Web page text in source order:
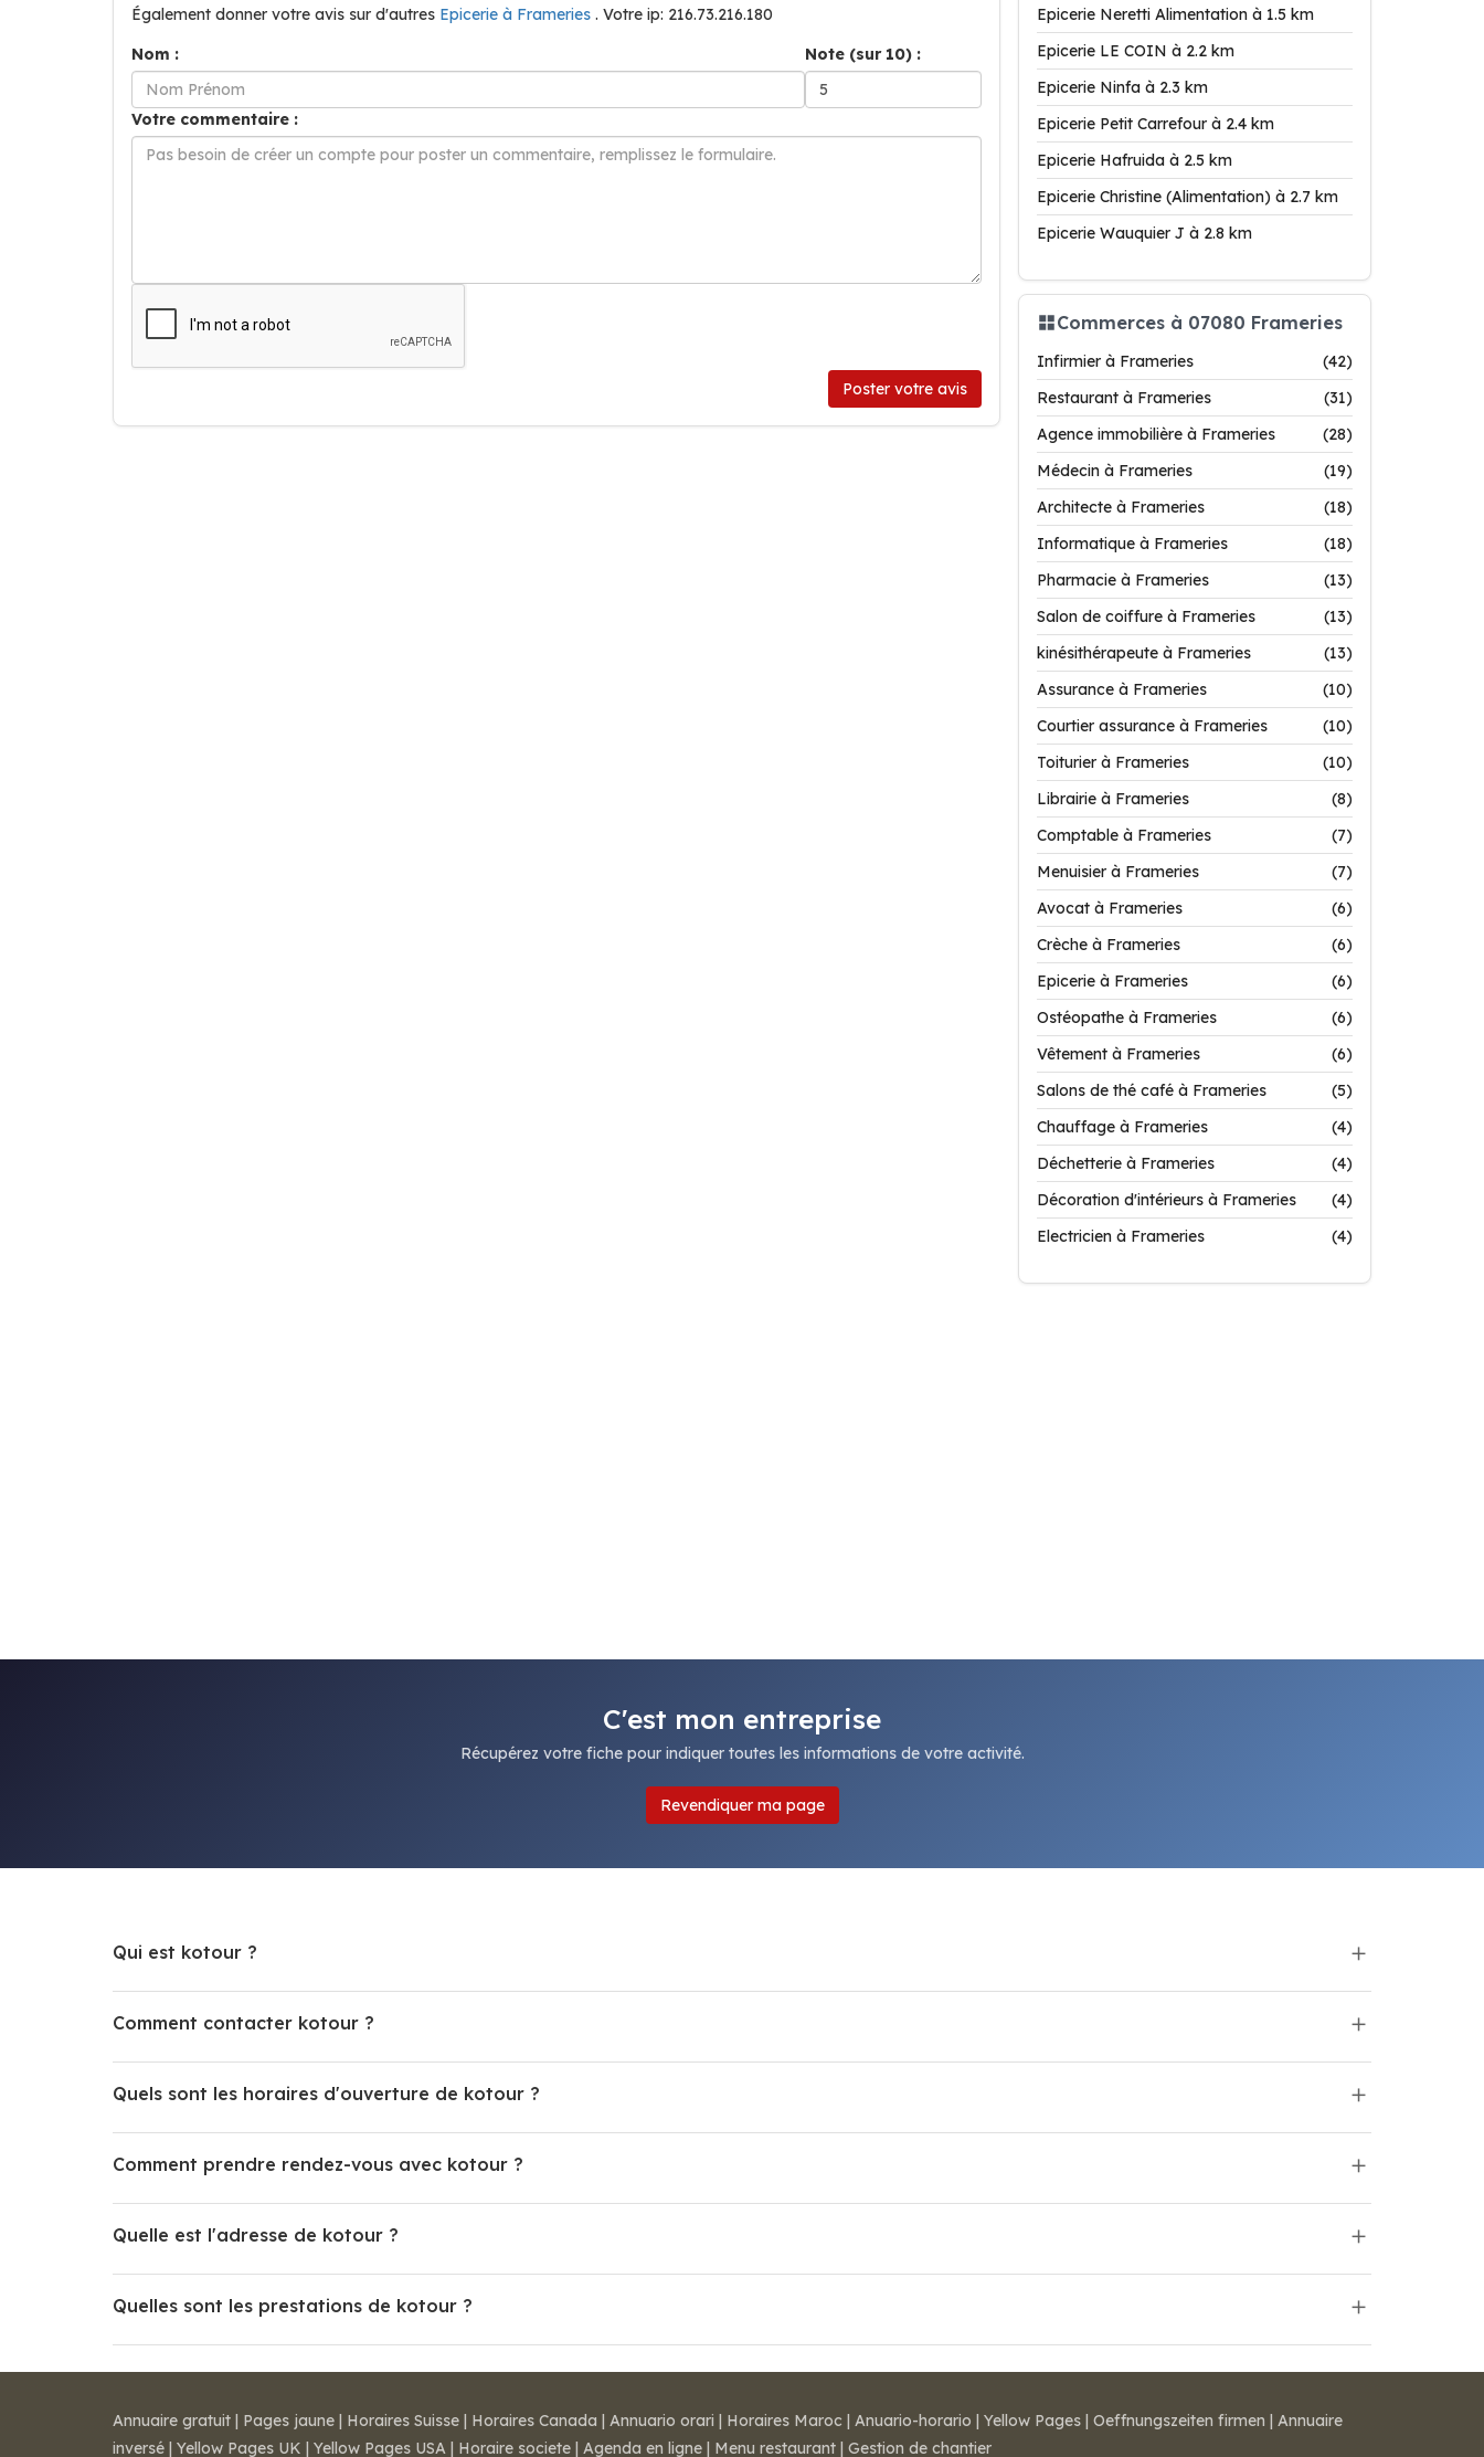
Également donner votre avis sur d'autres Epicerie à Frameries . Votre ip: 216.73.216.180
Nom :
Note (sur 10) :
Votre commentaire :
Poster votre avis
Epicerie Neretti Alimentation à 1.5 km
Epicerie LE COIN à 2.2 km
Epicerie Ninfa à 2.3 km
Epicerie Petit Carrefour à 2.4 km
Epicerie Hafruida à 2.5 km
Epicerie Christine (Alimentation) à 2.7 km
Epicerie Wauquier J à 2.8 km
Commerces à 07080 Frameries
Infirmier à Frameries
(42)
Restaurant à Frameries
(31)
Agence immobilière à Frameries
(28)
Médecin à Frameries
(19)
Architecte à Frameries
(18)
Informatique à Frameries
(18)
Pharmacie à Frameries
(13)
Salon de coiffure à Frameries
(13)
kinésithérapeute à Frameries
(13)
Assurance à Frameries
(10)
Courtier assurance à Frameries
(10)
Toiturier à Frameries
(10)
Librairie à Frameries
(8)
Comptable à Frameries
(7)
Menuisier à Frameries
(7)
Avocat à Frameries
(6)
Crèche à Frameries
(6)
Epicerie à Frameries
(6)
Ostéopathe à Frameries
(6)
Vêtement à Frameries
(6)
Salons de thé café à Frameries
(5)
Chauffage à Frameries
(4)
Déchetterie à Frameries
(4)
Décoration d'intérieurs à Frameries
(4)
Electricien à Frameries
(4)
C'est mon entreprise
Récupérez votre fiche pour indiquer toutes les informations de votre activité.
Revendiquer ma page
Qui est kotour ?
Comment contacter kotour ?
Quels sont les horaires d'ouverture de kotour ?
Comment prendre rendez-vous avec kotour ?
Quelle est l'adresse de kotour ?
Quelles sont les prestations de kotour ?
Annuaire gratuit | Pages jaune | Horaires Suisse | Horaires Canada | Annuario orari | Horaires Maroc | Anuario-horario | Yellow Pages | Oeffnungszeiten firmen | Annuaire
inversé | Yellow Pages UK | Yellow Pages USA | Horaire societe | Agenda en ligne | Menu restaurant | Gestion de chantier